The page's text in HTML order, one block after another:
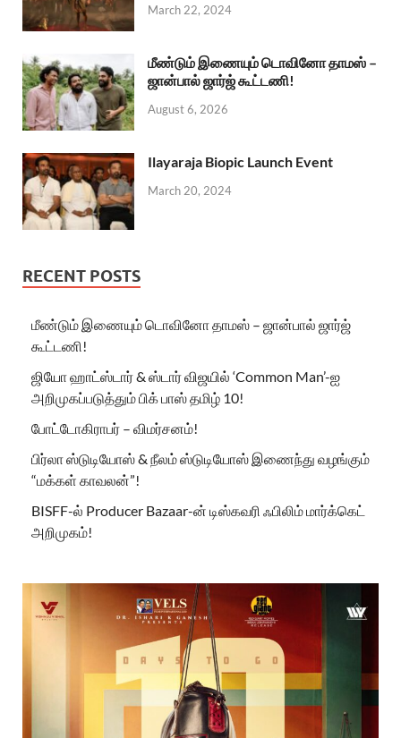
March 22, 2024
மீண்டும் இணையும் டொவினோ தாமஸ் –
ஜான்பால் ஜார்ஜ் கூட்டணி!
August 6, 2026
Ilayaraja Biopic Launch Event
March 20, 2024
RECENT POSTS
மீண்டும் இணையும் டொவினோ தாமஸ் – ஜான்பால் ஜார்ஜ்
கூட்டணி!
ஜியோ ஹாட்ஸ்டார் & ஸ்டார் விஜயில் ‘Common Man’-ஐ
அறிமுகப்படுத்தும் பிக் பாஸ் தமிழ் 10!
போட்டோகிராபர் – விமர்சனம்!
பிர்லா ஸ்டுடியோஸ் & நீலம் ஸ்டுடியோஸ் இணைந்து வழங்கும்
“மக்கள் காவலன்”!
BISFF-ல் Producer Bazaar-ன் டிஸ்கவரி ஃபிலிம் மார்க்கெட்
அறிமுகம்!